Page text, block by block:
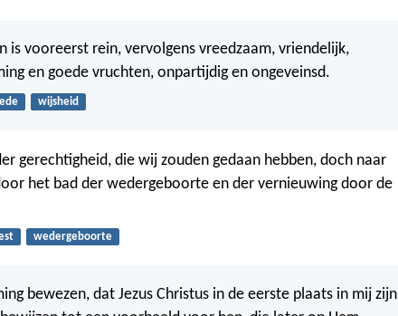
is vooreerst rein, vervolgens vreedzaam, vriendelijk,
en goede vruchten, onpartijdig en ongeveinsd.
wijsheid
gerechtigheid, die wij zouden gedaan hebben, doch naar
het bad der wedergeboorte en der vernieuwing door de
wedergeboorte
bewezen, dat Jezus Christus in de eerste plaats in mij zijn